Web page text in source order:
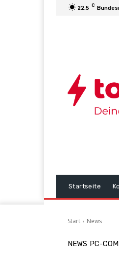
22.5 C
Startseite
Start News
NEWS PC-